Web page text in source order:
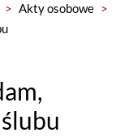
> Akty osobowe >